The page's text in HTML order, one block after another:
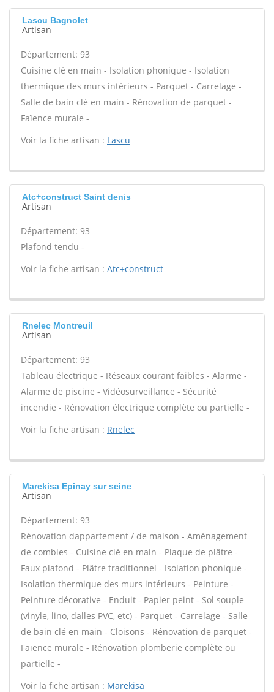
Lascu Bagnolet
Artisan
Département: 93
Cuisine clé en main - Isolation phonique - Isolation
thermique des murs intérieurs - Parquet - Carrelage -
Salle de bain clé en main - Rénovation de parquet -
Faïence murale -
Voir la fiche artisan : Lascu
Atc+construct Saint denis
Artisan
Département: 93
Plafond tendu -
Voir la fiche artisan : Atc+construct
Rnelec Montreuil
Artisan
Département: 93
Tableau électrique - Réseaux courant faibles - Alarme -
Alarme de piscine - Vidéosurveillance - Sécurité
incendie - Rénovation électrique complète ou partielle -
Voir la fiche artisan : Rnelec
Marekisa Epinay sur seine
Artisan
Département: 93
Rénovation dappartement / de maison - Aménagement
de combles - Cuisine clé en main - Plaque de plâtre -
Faux plafond - Plâtre traditionnel - Isolation phonique -
Isolation thermique des murs intérieurs - Peinture -
Peinture décorative - Enduit - Papier peint - Sol souple
(vinyle, lino, dalles PVC, etc) - Parquet - Carrelage - Salle
de bain clé en main - Cloisons - Rénovation de parquet -
Faïence murale - Rénovation plomberie complète ou
partielle -
Voir la fiche artisan : Marekisa